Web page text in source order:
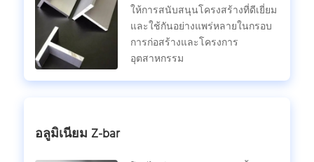
ให้การสนับสนุนโครงสร้างที่ดีเยี่ยม
และใช้กันอย่างแพร่หลายในกรอบ
การก่อสร้างและโครงการ
อุตสาหกรรม
อลูมิเนียม Z-bar